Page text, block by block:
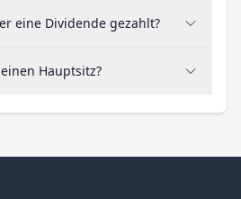
eine Dividende gezahlt?
Hauptsitz?